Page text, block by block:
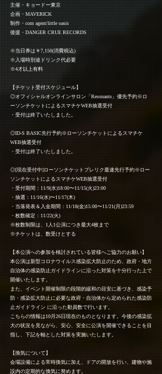
主催・キョードー東京
企画・MAVERICK
制作・com agent/little oasis
後援・DANGER CRUE RECORDS
※当日券は￥7,150(消費税込)
※入場時別途ドリンク代必要
※4才以上有料
【チケット受付スケジュール】
◎オフィシャルオンラインサロン「Resonants」優先予約※ロ
ーソンチケットによるスマチケWEB抽選受付
・受付は終了いたしました。
◎ID-S BASIC先行予約※ローソンチケットによるスマチケ
WEB抽選受付
・受付は終了いたしました。
◎[現在受付中]ローソンチケットプレリク最速先行予約※ロー
ソンチケットによるスマチケWEB抽選受付
・受付期間：11/9(水)18:00〜11/15(火)23:00
・抽選：11/16(水)〜11/17(木)
・当落発表＆入金期間：11/18(金)15:00〜11/21(月)23:59
・枚数確定：11/22(火)
※枚数制限は、1人1公演につき最大4枚まで
※チケットは、数受けとする
【本公演への参加を検討されている皆様へご協力のお願い】
本公演は新型コロナウイルス感染拡大防止のため、政府・地方
自治体の感染防止ガイドラインに沿った対策を十分行った上で
開催いたします。
また、イベント開催制限の段階的緩和の目安に基づき、感染予
防・感染拡大防止に必要な政府・自治体から定められた感染防
止ガイドライン に沿った動員数で行います。
こちらの情報は10月26日現在のものとなります。今後の感染拡
大の状況を見ながら、安心、安全に公演を開催できることを目
指し、下記を軸とした対策を実施いたします。
【換気について】
会場設備による常時換気に加え、ドアの開放を行い、建物や施
設内の定期的な換気に努めます。